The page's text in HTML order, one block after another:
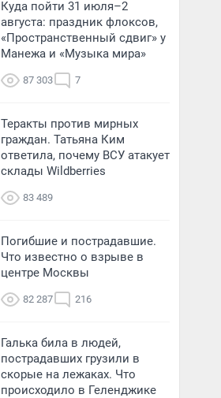
Куда пойти 31 июля–2
августа: праздник флоксов,
«Пространственный сдвиг» у
Манежа и «Музыка мира»
87 303 7
Теракты против мирных
граждан. Татьяна Ким
ответила, почему ВСУ атакует
склады Wildberries
83 489
Погибшие и пострадавшие.
Что известно о взрыве в
центре Москвы
82 287 216
Галька била в людей,
пострадавших грузили в
скорые на лежаках. Что
происходило в Геленджике